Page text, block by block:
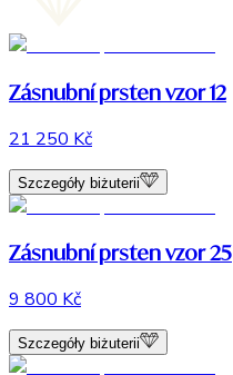
Zásnubní prsten vzor 12
21 250 Kč
Szczegóły biżuterii
Zásnubní prsten vzor 25
9 800 Kč
Szczegóły biżuterii